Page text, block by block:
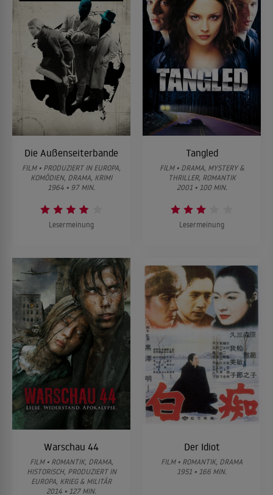
Die Außenseiterbande
FILM • PRODUZIERT IN EUROPA,
KOMÖDIEN, DRAMA, KRIMI
1964 • 97 MIN.
Lesermeinung
Tangled
FILM • DRAMA, MYSTERY &
THRILLER, ROMANTIK
2001 • 100 MIN.
Lesermeinung
Warschau 44
FILM • ROMANTIK, DRAMA,
HISTORISCH, PRODUZIERT IN
EUROPA, KRIEG & MILITÄR
2014 • 127 MIN.
Der Idiot
FILM • ROMANTIK, DRAMA
1951 • 166 MIN.